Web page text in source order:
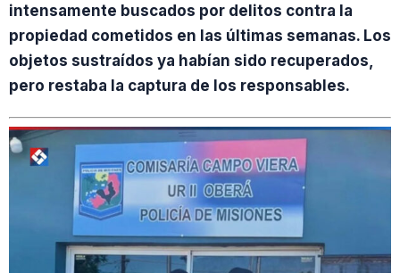
intensamente buscados por delitos contra la
propiedad cometidos en las últimas semanas. Los
objetos sustraídos ya habían sido recuperados,
pero restaba la captura de los responsables.